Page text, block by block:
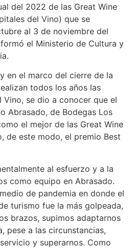
del 2022 de las Great Wine
del Vino) que se
al 3 de noviembre del
el Ministerio de Cultura y
en el marco del cierre de la
todos los años las
Vino, se dio a conocer que el
Abrasado, de Bodegas Los
el mejor de las Great Wine
de este modo, el premio Best
al esfuerzo y a la
como equipo en Abrasado.
de pandemia en donde el
turismo fue la más golpeada,
brazos, supimos adaptarnos
pese a las circunstancias,
y superarnos. Como